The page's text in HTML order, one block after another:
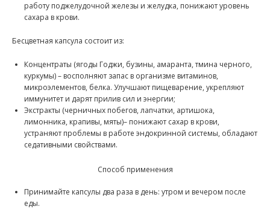
работу поджелудочной железы и желудка, понижают уровень
сахара в крови.
Бесцветная капсула состоит из:
Концентраты (ягоды Годжи, бузины, амаранта, тмина черного,
куркумы) – восполняют запас в организме витаминов,
микроэлементов, белка. Улучшают пищеварение, укрепляют
иммунитет и дарят прилив сил и энергии;
Экстракты (черничных побегов, лапчатки, артишока,
лимонника, крапивы, мяты)– понижают сахар в крови,
устраняют проблемы в работе эндокринной системы, обладают
седативными свойствами.
Способ применения
Принимайте капсулы два раза в день: утром и вечером после
еды.